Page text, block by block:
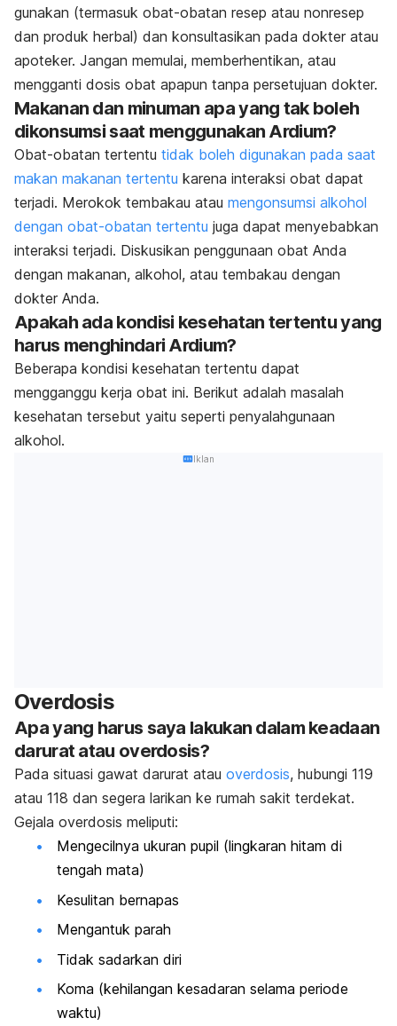
gunakan (termasuk obat-obatan resep atau nonresep
dan produk herbal) dan konsultasikan pada dokter atau
apoteker. Jangan memulai, memberhentikan, atau
mengganti dosis obat apapun tanpa persetujuan dokter.
Makanan dan minuman apa yang tak boleh
dikonsumsi saat menggunakan Ardium?
Obat-obatan tertentu tidak boleh digunakan pada saat
makan makanan tertentu karena interaksi obat dapat
terjadi. Merokok tembakau atau mengonsumsi alkohol
dengan obat-obatan tertentu juga dapat menyebabkan
interaksi terjadi. Diskusikan penggunaan obat Anda
dengan makanan, alkohol, atau tembakau dengan
dokter Anda.
Apakah ada kondisi kesehatan tertentu yang
harus menghindari Ardium?
Beberapa kondisi kesehatan tertentu dapat
mengganggu kerja obat ini. Berikut adalah masalah
kesehatan tersebut yaitu seperti penyalahgunaan
alkohol.
Iklan
Overdosis
Apa yang harus saya lakukan dalam keadaan
darurat atau overdosis?
Pada situasi gawat darurat atau overdosis, hubungi 119
atau 118 dan segera larikan ke rumah sakit terdekat.
Gejala overdosis meliputi:
Mengecilnya ukuran pupil (lingkaran hitam di
tengah mata)
Kesulitan bernapas
Mengantuk parah
Tidak sadarkan diri
Koma (kehilangan kesadaran selama periode
waktu)